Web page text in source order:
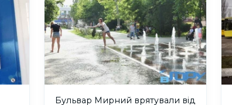
Бульвар Мирний врятували від